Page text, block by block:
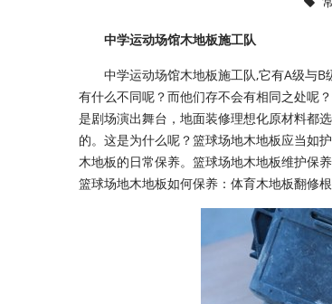
中学运动场馆木地板施工队
中学运动场馆木地板施工队,它有A级与B
有什么不同呢？而他们存不会有相同之处呢
是剧场演出舞台，地面装修理想化原材料都
的。这是为什么呢？篮球场地木地板应当如
木地板的日常保养。篮球场地木地板维护保
篮球场地木地板如何保养：体育木地板翻修根